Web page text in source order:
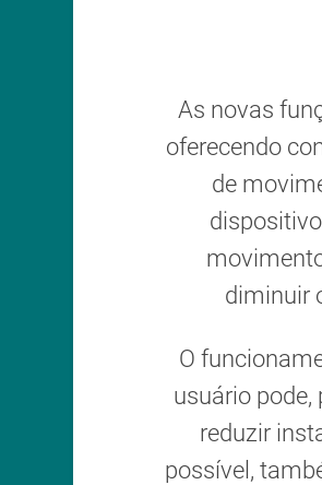
As novas
oferecendo
de
diminuir
O
usuário
reduzir
possível,